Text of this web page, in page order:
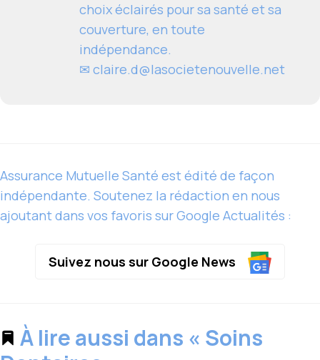
choix éclairés pour sa santé et sa
couverture, en toute
indépendance.
✉ claire.d@lasocietenouvelle.net
Assurance Mutuelle Santé est édité de façon
indépendante. Soutenez la rédaction en nous
ajoutant dans vos favoris sur Google Actualités :
Suivez nous sur Google News
À lire aussi dans « Soins